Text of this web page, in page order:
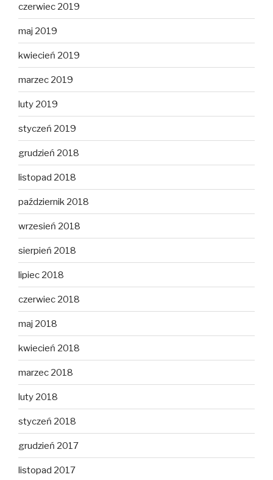
czerwiec 2019
maj 2019
kwiecień 2019
marzec 2019
luty 2019
styczeń 2019
grudzień 2018
listopad 2018
październik 2018
wrzesień 2018
sierpień 2018
lipiec 2018
czerwiec 2018
maj 2018
kwiecień 2018
marzec 2018
luty 2018
styczeń 2018
grudzień 2017
listopad 2017